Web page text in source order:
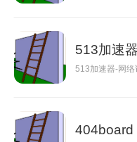
513加速
513加速器-网络
404board